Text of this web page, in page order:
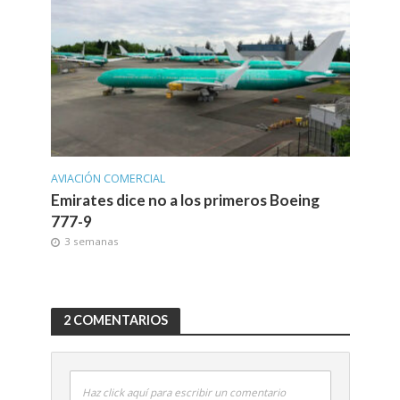
AVIACIÓN COMERCIAL
Emirates dice no a los primeros Boeing
777-9
3 semanas
2 COMENTARIOS
Haz click aquí para escribir un comentario